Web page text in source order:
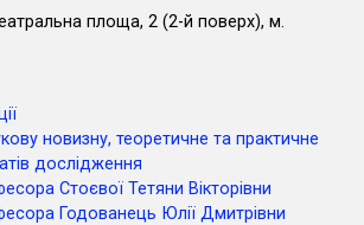
площа, 2 (2-й поверх), м.
новизну, теоретичне та практичне
дослідження
Стоєвої Тетяни Вікторівни
Годованець Юлії Дмитрівни